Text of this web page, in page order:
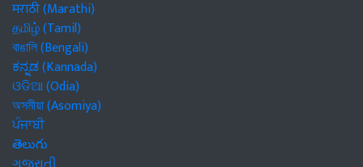
मराठी (Marathi)
தமிழ் (Tamil)
বাঙালি (Bengali)
ಕನ್ನಡ (Kannada)
ଓଡିଆ (Odia)
অসমীয়া (Asomiya)
ਪੰਜਾਬੀ
తెలుగు